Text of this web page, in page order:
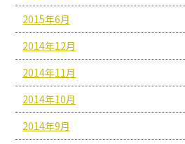
2015年6月
2014年12月
2014年11月
2014年10月
2014年9月